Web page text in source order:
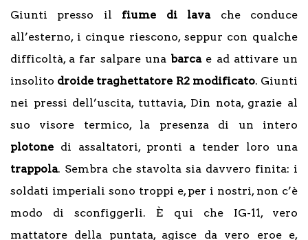
Giunti presso il fiume di lavache conduce
all’esterno, i cinque riescono, seppur con qualche
difficoltà, a far salpare una barcae ad attivare un
insolito droide traghettatore R2 modificato. Giunti
nei pressi dell’uscita, tuttavia, Din nota, grazie al
suo visore termico, la presenza di un intero
plotone di assaltatori, pronti a tender loro una
trappola. Sembra che stavolta sia davvero finita: i
soldati imperiali sono troppi e, per i nostri, non c’è
modo di sconfiggerli. È qui che IG-11, vero
mattatore della puntata, agisce da vero eroe e,